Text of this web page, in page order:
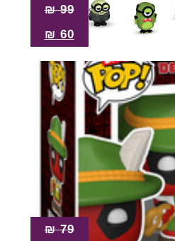
99
₪
60
₪
79
₪